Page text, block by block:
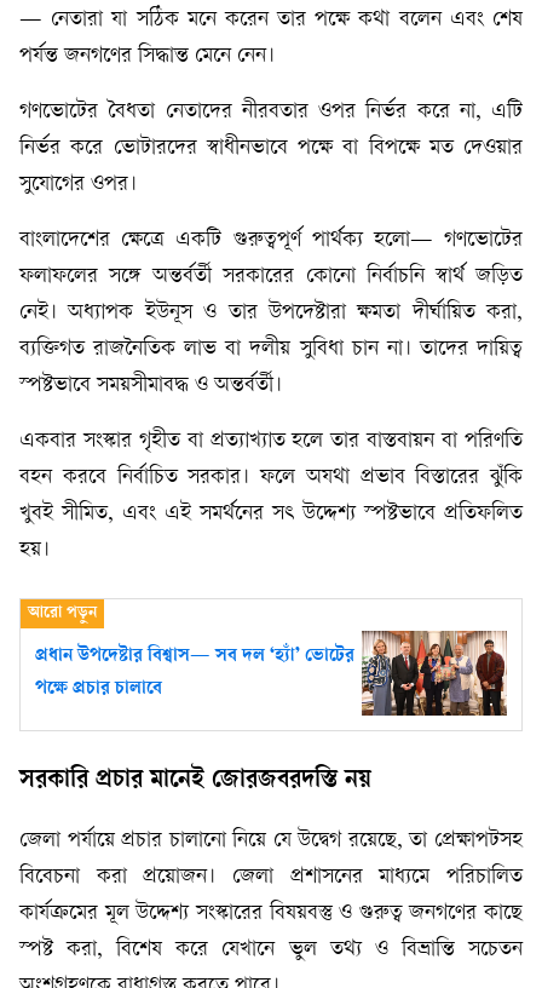
— নেতারা যা সঠিক মনে করেন তার পক্ষে কথা বলেন এবং শেষ
পর্যন্ত জনগণের সিদ্ধান্ত মেনে নেন।
গণভোটের বৈধতা নেতাদের নীরবতার ওপর নির্ভর করে না, এটি
নির্ভর করে ভোটারদের স্বাধীনভাবে পক্ষে বা বিপক্ষে মত দেওয়ার
সুযোগের ওপর।
বাংলাদেশের ক্ষেত্রে একটি গুরুত্বপূর্ণ পার্থক্য হলো— গণভোটের
ফলাফলের সঙ্গে অন্তর্বর্তী সরকারের কোনো নির্বাচনি স্বার্থ জড়িত
নেই। অধ্যাপক ইউনূস ও তার উপদেষ্টারা ক্ষমতা দীর্ঘায়িত করা,
ব্যক্তিগত রাজনৈতিক লাভ বা দলীয় সুবিধা চান না। তাদের দায়িত্ব
স্পষ্টভাবে সময়সীমাবদ্ধ ও অন্তর্বর্তী।
একবার সংস্কার গৃহীত বা প্রত্যাখ্যাত হলে তার বাস্তবায়ন বা পরিণতি
বহন করবে নির্বাচিত সরকার। ফলে অযথা প্রভাব বিস্তারের ঝুঁকি
খুবই সীমিত, এবং এই সমর্থনের সৎ উদ্দেশ্য স্পষ্টভাবে প্রতিফলিত
হয়।
প্রধান উপদেষ্টার বিশ্বাস— সব দল ‘হ্যাঁ’ ভোটের
পক্ষে প্রচার চালাবে
সরকারি প্রচার মানেই জোরজবরদস্তি নয়
জেলা পর্যায়ে প্রচার চালানো নিয়ে যে উদ্বেগ রয়েছে, তা প্রেক্ষাপটসহ
বিবেচনা করা প্রয়োজন। জেলা প্রশাসনের মাধ্যমে পরিচালিত
কার্যক্রমের মূল উদ্দেশ্য সংস্কারের বিষয়বস্তু ও গুরুত্ব জনগণের কাছে
স্পষ্ট করা, বিশেষ করে যেখানে ভুল তথ্য ও বিভ্রান্তি সচেতন